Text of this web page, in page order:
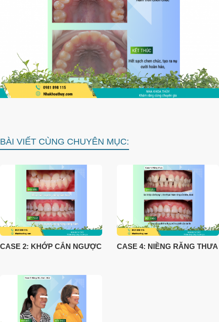
BÀI VIẾT CÙNG CHUYÊN MỤC:
CASE 2: KHỚP CẮN NGƯỢC CASE 4: NIỀNG RĂNG THƯA